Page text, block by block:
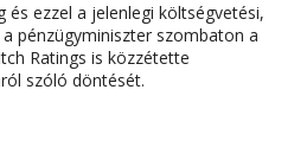
ezzel a jelenlegi költségvetési,
pénzügyminiszter szombaton a
Ratings is közzétette
szóló döntését.